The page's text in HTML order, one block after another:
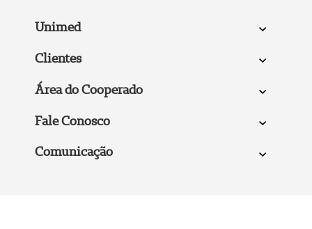
Unimed
Clientes
Área do Cooperado
Fale Conosco
Comunicação